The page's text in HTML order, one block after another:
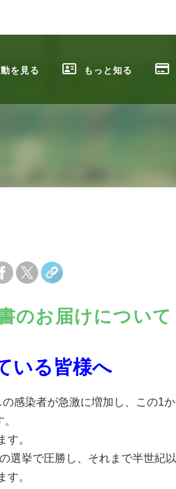
を見る もっと知る
のお届けについて
いる皆様へ
感染者が急激に増加し、この1
。
挙で圧勝し、それまで半世紀
。